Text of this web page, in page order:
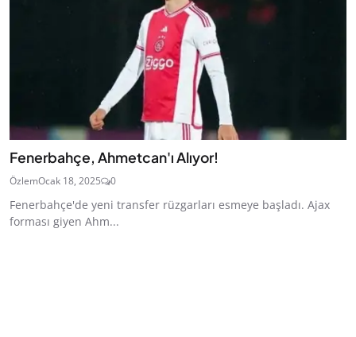
Fenerbahçe, Ahmetcan'ı Alıyor!
ÖzlemOcak 18, 2025 0
Fenerbahçe'de yeni transfer rüzgarları esmeye başladı. Ajax
forması giyen Ahm...